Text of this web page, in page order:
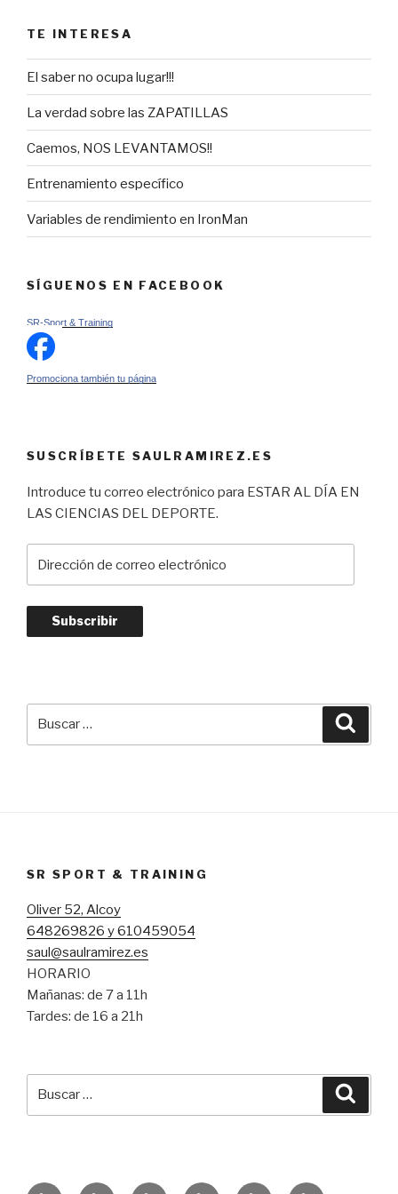
TE INTERESA
El saber no ocupa lugar!!!
La verdad sobre las ZAPATILLAS
Caemos, NOS LEVANTAMOS!!
Entrenamiento específico
Variables de rendimiento en IronMan
SÍGUENOS EN FACEBOOK
SR-Sport & Training
Promociona también tu página
SUSCRÍBETE SAULRAMIREZ.ES
Introduce tu correo electrónico para ESTAR AL DÍA EN
LAS CIENCIAS DEL DEPORTE.
electrónico
Subscribir
SR SPORT & TRAINING
Oliver 52, Alcoy
648269826 y 610459054
saul@saulramirez.es
HORARIO
Mañanas: de 7 a 11h
Tardes: de 16 a 21h